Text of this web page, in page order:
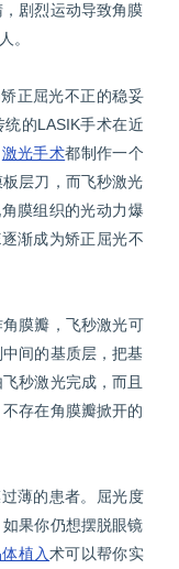
剧烈运动导致角膜
。
正屈光不正的稳妥
的LASIK手术在近
激光手术都制作一个
层刀，而飞秒激光
膜组织的光动力爆
渐成为矫正屈光不
膜瓣，飞秒激光可
间的基质层，把基
秒激光完成，而且
存在角膜瓣掀开的
薄的患者。屈光度
果你仍想摆脱眼镜
植入术可以帮你实